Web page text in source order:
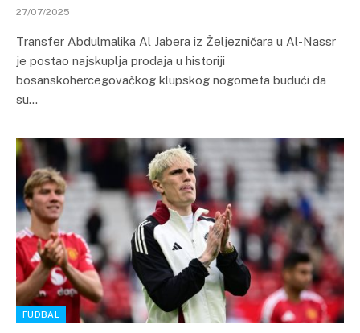
27/07/2025
Transfer Abdulmalika Al Jabera iz Željezničara u Al-Nassr
je postao najskuplja prodaja u historiji
bosanskohercegovačkog klupskog nogometa budući da
su…
FUDBAL